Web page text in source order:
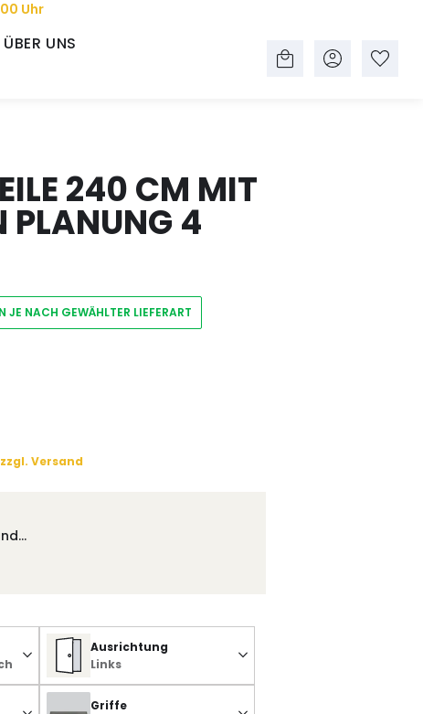
Uhr
ÜBER UNS
240 CM MIT
PLANUNG 4
JE NACH GEWÄHLTER LIEFERART
zzgl. Versand
Ausrichtung
Links
Griffe